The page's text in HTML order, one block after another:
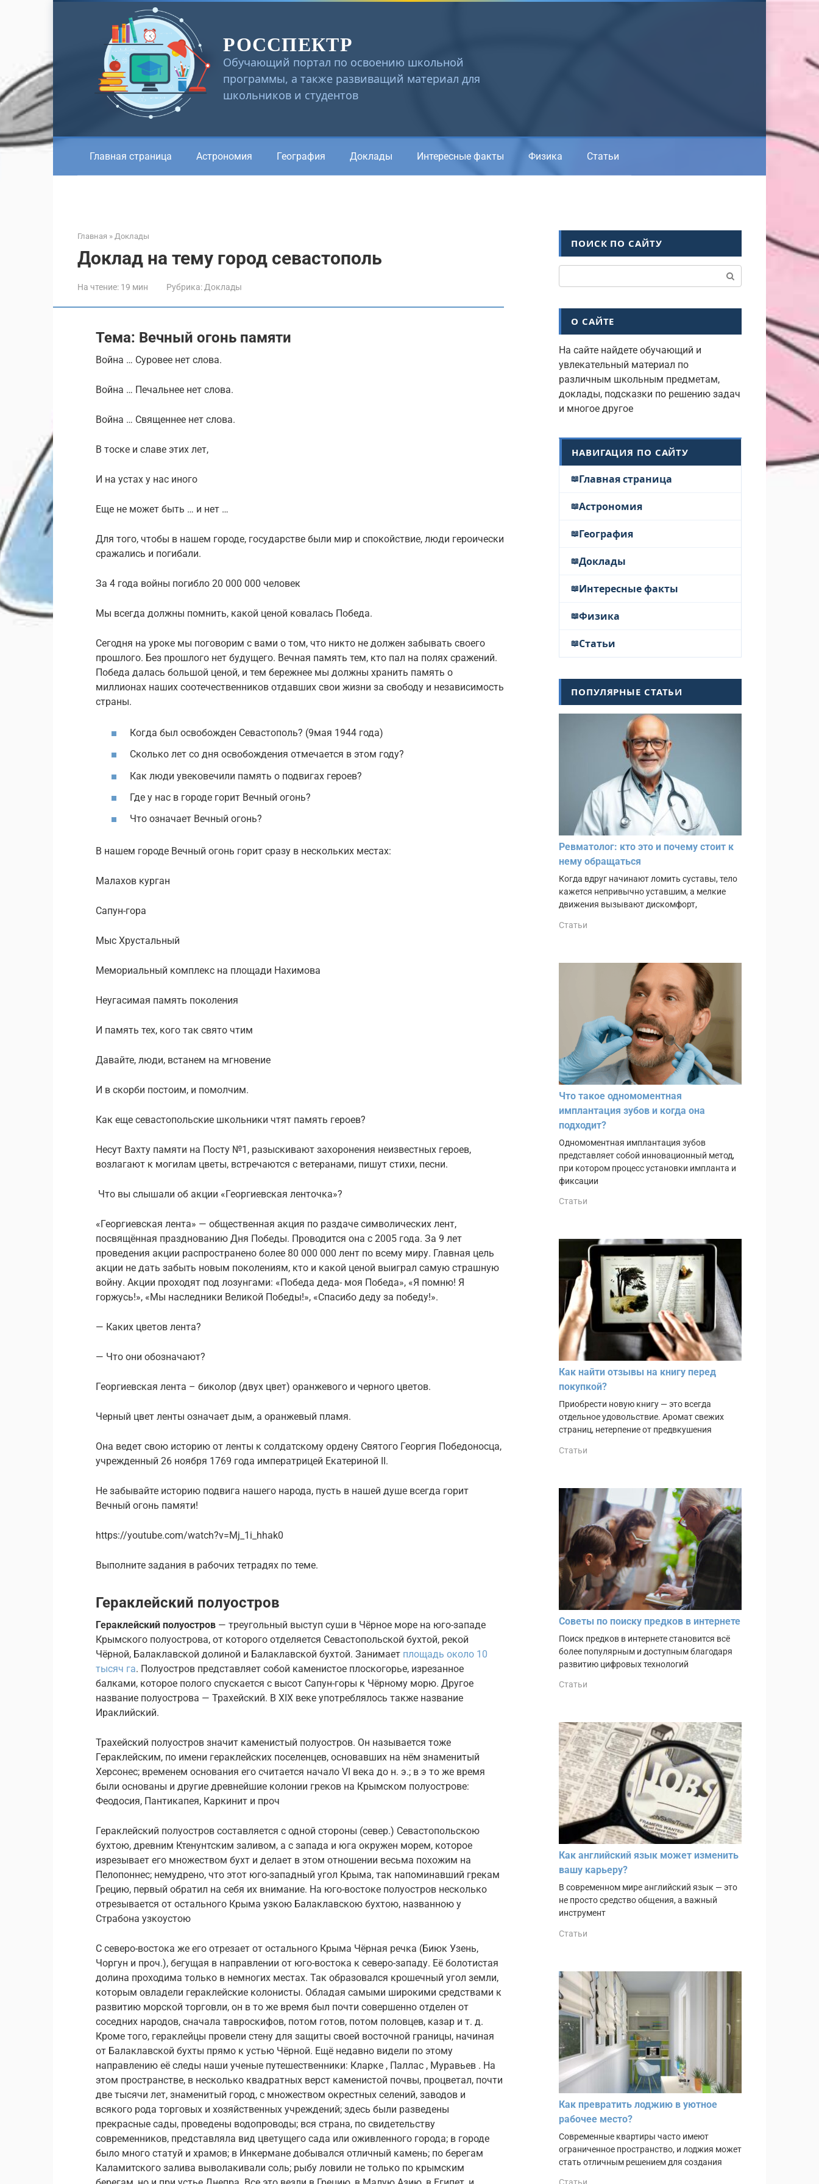
РОССПЕКТР
Обучающий портал по освоению школьной
программы, а также развиващий материал для
школьников и студентов
Главная страница Астрономия География Доклады Интересные факты Физика Статьи
Главная » Доклады
Доклад на тему город севастополь
На чтение: 19 мин Рубрика: Доклады
Тема: Вечный огонь памяти
Война … Суровее нет слова.
Война … Печальнее нет слова.
Война … Священнее нет слова.
В тоске и славе этих лет,
И на устах у нас иного
Еще не может быть … и нет …
Для того, чтобы в нашем городе, государстве были мир и спокойствие, люди героически
сражались и погибали.
За 4 года войны погибло 20 000 000 человек
Мы всегда должны помнить, какой ценой ковалась Победа.
Сегодня на уроке мы поговорим с вами о том, что никто не должен забывать своего
прошлого. Без прошлого нет будущего. Вечная память тем, кто пал на полях сражений.
Победа далась большой ценой, и тем бережнее мы должны хранить память о
миллионах наших соотечественников отдавших свои жизни за свободу и независимость
страны.
Когда был освобожден Севастополь? (9мая 1944 года)
Сколько лет со дня освобождения отмечается в этом году?
Как люди увековечили память о подвигах героев?
Где у нас в городе горит Вечный огонь?
Что означает Вечный огонь?
В нашем городе Вечный огонь горит сразу в нескольких местах:
Малахов курган
Сапун-гора
Мыс Хрустальный
Мемориальный комплекс на площади Нахимова
Неугасимая память поколения
И память тех, кого так свято чтим
Давайте, люди, встанем на мгновение
И в скорби постоим, и помолчим.
Как еще севастопольские школьники чтят память героев?
Несут Вахту памяти на Посту №1, разыскивают захоронения неизвестных героев,
возлагают к могилам цветы, встречаются с ветеранами, пишут стихи, песни.
Что вы слышали об акции «Георгиевская ленточка»?
«Георгиевская лента» — общественная акция по раздаче символических лент,
посвящённая празднованию Дня Победы. Проводится она с 2005 года. За 9 лет
проведения акции распространено более 80 000 000 лент по всему миру. Главная цель
акции не дать забыть новым поколениям, кто и какой ценой выиграл самую страшную
войну. Акции проходят под лозунгами: «Победа деда- моя Победа», «Я помню! Я
горжусь!», «Мы наследники Великой Победы!», «Спасибо деду за победу!».
— Каких цветов лента?
— Что они обозначают?
Георгиевская лента – биколор (двух цвет) оранжевого и черного цветов.
Черный цвет ленты означает дым, а оранжевый пламя.
Она ведет свою историю от ленты к солдатскому ордену Святого Георгия Победоносца,
учрежденный 26 ноября 1769 года императрицей Екатериной II.
Не забывайте историю подвига нашего народа, пусть в нашей душе всегда горит
Вечный огонь памяти!
https://youtube.com/watch?v=Mj_1i_hhak0
Выполните задания в рабочих тетрадях по теме.
Гераклейский полуостров
Гераклейский полуостров — треугольный выступ суши в Чёрное море на юго-западе
Крымского полуострова, от которого отделяется Севастопольской бухтой, рекой
Чёрной, Балаклавской долиной и Балаклавской бухтой. Занимает площадь около 10
тысяч га. Полуостров представляет собой каменистое плоскогорье, изрезанное
балками, которое полого спускается с высот Сапун-горы к Чёрному морю. Другое
название полуострова — Трахейский. В XIX веке употреблялось также название
Ираклийский.
Трахейский полуостров значит каменистый полуостров. Он называется тоже
Гераклейским, по имени гераклейских поселенцев, основавших на нём знаменитый
Херсонес; временем основания его считается начало VI века до н. э.; в э то же время
были основаны и другие древнейшие колонии греков на Крымском полуострове:
Феодосия, Пантикапея, Каркинит и проч
Гераклейский полуостров составляется с одной стороны (север.) Севастопольскою
бухтою, древним Ктенунтским заливом, а с запада и юга окружен морем, которое
изрезывает его множеством бухт и делает в этом отношении весьма похожим на
Пелопоннес; немудрено, что этот юго-западный угол Крыма, так напоминавший грекам
Грецию, первый обратил на себя их внимание. На юго-востоке полуостров несколько
отрезывается от остального Крыма узкою Балаклавскою бухтою, названною у
Страбона узкоустою
С северо-востока же его отрезает от остального Крыма Чёрная речка (Биюк Узень,
Чоргун и проч.), бегущая в направлении от юго-востока к северо-западу. Её болотистая
долина проходима только в немногих местах. Так образовался крошечный угол земли,
которым овладели гераклейские колонисты. Обладая самыми широкими средствами к
развитию морской торговли, он в то же время был почти совершенно отделен от
соседних народов, сначала тавроскифов, потом готов, потом половцев, казар и т. д.
Кроме того, гераклейцы провели стену для защиты своей восточной границы, начиная
от Балаклавской бухты прямо к устью Чёрной. Ещё недавно видели по этому
направлению её следы наши ученые путешественники: Кларке , Паллас , Муравьев . На
этом пространстве, в несколько квадратных верст каменистой почвы, процветал, почти
две тысячи лет, знаменитый город, с множеством окрестных селений, заводов и
всякого рода торговых и хозяйственных учреждений; здесь были разведены
прекрасные сады, проведены водопроводы; вся страна, по свидетельству
современников, представляла вид цветущего сада или оживленного города; в городе
было много статуй и храмов; в Инкермане добывался отличный камень; по берегам
Каламитского залива выволакивали соль; рыбу ловили не только по крымским
ПОИСК ПО САЙТУ
О САЙТЕ
На сайте найдете обучающий и
увлекательный материал по
различным школьным предметам,
доклады, подсказки по решению задач
и многое другое
НАВИГАЦИЯ ПО САЙТУ
Главная страница
Астрономия
География
Доклады
Интересные факты
Физика
Статьи
ПОПУЛЯРНЫЕ СТАТЬИ
Ревматолог: кто это и почему стоит к
нему обращаться
Когда вдруг начинают ломить суставы, тело
кажется непривычно уставшим, а мелкие
движения вызывают дискомфорт,
Статьи
Что такое одномоментная
имплантация зубов и когда она
подходит?
Одномоментная имплантация зубов
представляет собой инновационный метод,
при котором процесс установки импланта и
фиксации
Статьи
Как найти отзывы на книгу перед
покупкой?
Приобрести новую книгу — это всегда
отдельное удовольствие. Аромат свежих
страниц, нетерпение от предвкушения
Статьи
Советы по поиску предков в интернете
Поиск предков в интернете становится всё
более популярным и доступным благодаря
развитию цифровых технологий
Статьи
Как английский язык может изменить
вашу карьеру?
В современном мире английский язык — это
не просто средство общения, а важный
инструмент
Статьи
Как превратить лоджию в уютное
рабочее место?
Современные квартиры часто имеют
ограниченное пространство, и лоджия может
стать отличным решением для создания